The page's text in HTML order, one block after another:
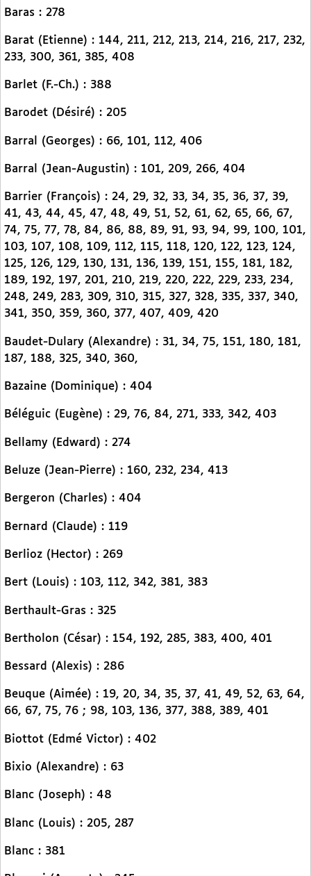
Baras : 278
Barat (Etienne) : 144, 211, 212, 213, 214, 216, 217, 232,
233, 300, 361, 385, 408
Barlet (F.-Ch.) : 388
Barodet (Désiré) : 205
Barral (Georges) : 66, 101, 112, 406
Barral (Jean-Augustin) : 101, 209, 266, 404
Barrier (François) : 24, 29, 32, 33, 34, 35, 36, 37, 39,
41, 43, 44, 45, 47, 48, 49, 51, 52, 61, 62, 65, 66, 67,
74, 75, 77, 78, 84, 86, 88, 89, 91, 93, 94, 99, 100, 101,
103, 107, 108, 109, 112, 115, 118, 120, 122, 123, 124,
125, 126, 129, 130, 131, 136, 139, 151, 155, 181, 182,
189, 192, 197, 201, 210, 219, 220, 222, 229, 233, 234,
248, 249, 283, 309, 310, 315, 327, 328, 335, 337, 340,
341, 350, 359, 360, 377, 407, 409, 420
Baudet-Dulary (Alexandre) : 31, 34, 75, 151, 180, 181,
187, 188, 325, 340, 360,
Bazaine (Dominique) : 404
Béléguic (Eugène) : 29, 76, 84, 271, 333, 342, 403
Bellamy (Edward) : 274
Beluze (Jean-Pierre) : 160, 232, 234, 413
Bergeron (Charles) : 404
Bernard (Claude) : 119
Berlioz (Hector) : 269
Bert (Louis) : 103, 112, 342, 381, 383
Berthault-Gras : 325
Bertholon (César) : 154, 192, 285, 383, 400, 401
Bessard (Alexis) : 286
Beuque (Aimée) : 19, 20, 34, 35, 37, 41, 49, 52, 63, 64,
66, 67, 75, 76 ; 98, 103, 136, 377, 388, 389, 401
Biottot (Edmé Victor) : 402
Bixio (Alexandre) : 63
Blanc (Joseph) : 48
Blanc (Louis) : 205, 287
Blanc : 381